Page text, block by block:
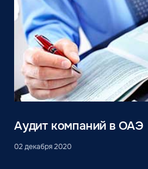
Аудит компаний в ОАЭ
02 декабря 2020